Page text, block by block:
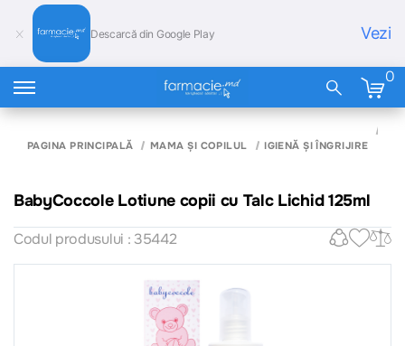
Descarcă din Google Play Vezi
0
PAGINA PRINCIPALĂ MAMA ȘI COPILUL IGIENĂ ȘI ÎNGRIJIRE
BabyCoccole Lotiune copii cu Talc Lichid 125ml
Codul produsului : 35442